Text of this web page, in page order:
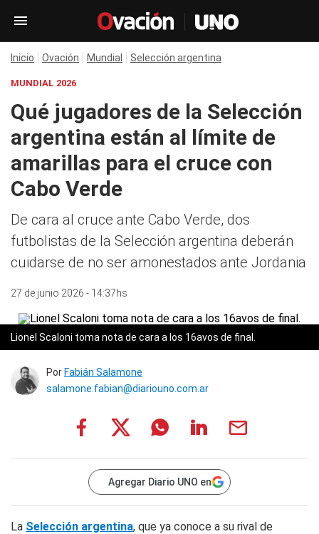
Inicio Ovación Mundial Selección argentina
MUNDIAL 2026
Qué jugadores de la Selección
argentina están al límite de
amarillas para el cruce con
Cabo Verde
De cara al cruce ante Cabo Verde, dos
futbolistas de la Selección argentina deberán
cuidarse de no ser amonestados ante Jordania
27 de junio 2026 - 14:37hs
Lionel Scaloni toma nota de cara a los 16avos de final.
Por Fabián Salamone
salamone.fabian@diariouno.com.ar
Agregar Diario UNO en
La Selección argentina, que ya conoce a su rival de